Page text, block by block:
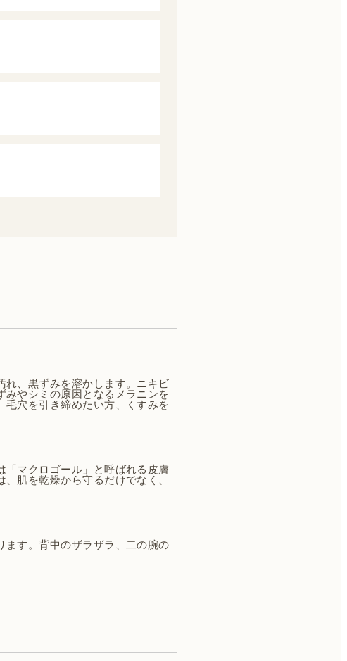
、黒ずみを溶かします。ニキビ
やシミの原因となるメラニンを
穴を引き締めたい方、くすみを
マクロゴール」と呼ばれる皮膚
肌を乾燥から守るだけでなく、
す。背中のザラザラ、二の腕の